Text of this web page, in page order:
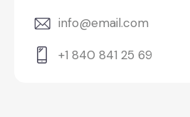
info@email.com
+1 840 841 25 69